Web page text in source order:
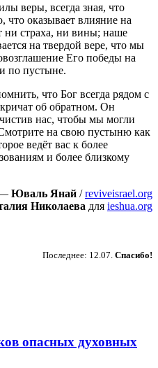
веры, всегда зная, что
что оказывает влияние на
ни страха, ни вины; наше
на твердой вере, что мы
Его победы на
по пустыне.
что Бог всегда рядом с
об обратном. Он
нас, чтобы мы могли
на свою пустыню как
ведёт вас к более
и более близкому
Юваль Янай /reviveisrael.org
Николаева для ieshua.org
Последнее: 12.07. Спасибо!
опасных духовных